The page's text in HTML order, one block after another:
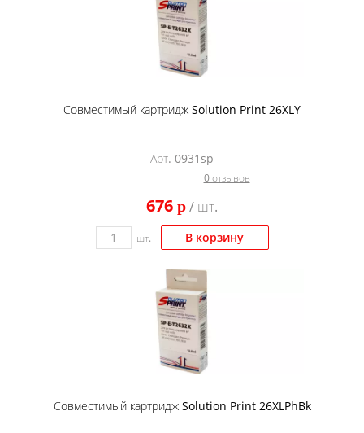
Совместимый картридж Solution Print 26XLY
Арт. 0931sp
0 отзывов
676 p/ шт.
шт. В корзину
Совместимый картридж Solution Print 26XLPhBk